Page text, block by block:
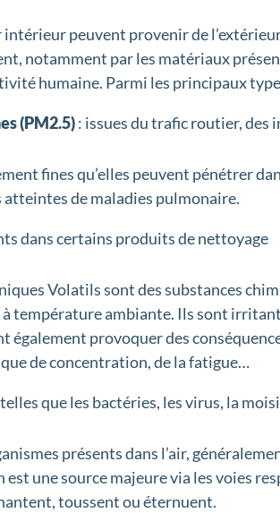
intérieur peuvent provenir de
notamment par les matériaux
humaine. Parmi les principaux
(PM2.5): issues du trafic routier, des
fines qu’elles peuvent pénétrer
atteintes de maladies pulmonaire.
dans certains produits de nettoyage
Volatils sont des substances
à température ambiante. Ils sont
également provoquer des
de concentration, de la fatigue…
que les bactéries, les virus, la
présents dans l’air,
est une source majeure via les voies
toussent ou éternuent.